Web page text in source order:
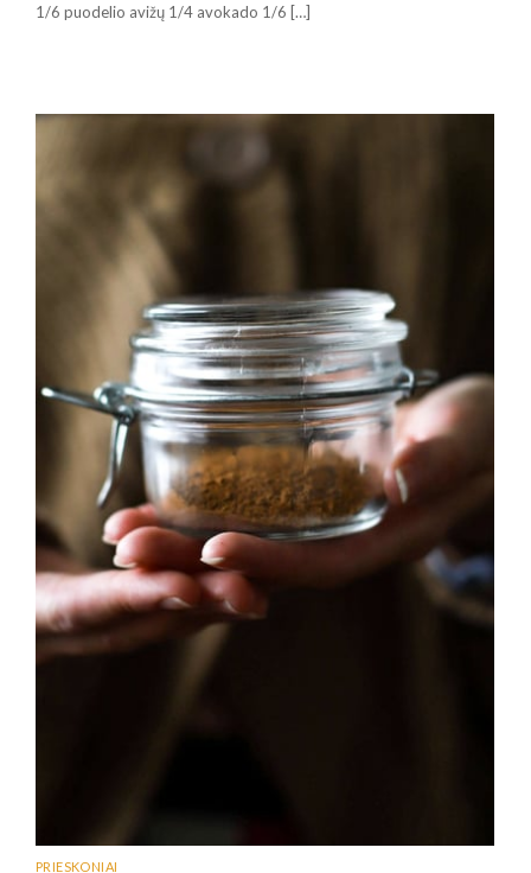
1/6 puodelio avižų 1/4 avokado 1/6 […]
PRIESKONIAI